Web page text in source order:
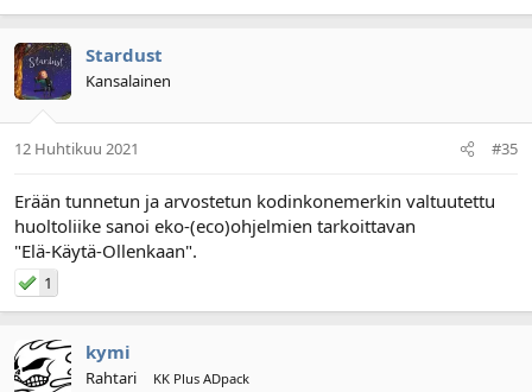
Stardust
Kansalainen
12 Huhtikuu 2021 #35
Erään tunnetun ja arvostetun kodinkonemerkin valtuutettu
huoltoliike sanoi eko-(eco)ohjelmien tarkoittavan
"Elä-Käytä-Ollenkaan".
1
kymi
Rahtari KK Plus ADpack